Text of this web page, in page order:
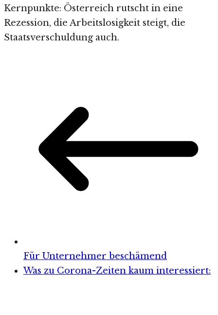
Kernpunkte: Österreich rutscht in eine
Rezession, die Arbeitslosigkeit steigt, die
Staatsverschuldung auch.
Für Unternehmer beschämend
Was zu Corona-Zeiten kaum interessiert: